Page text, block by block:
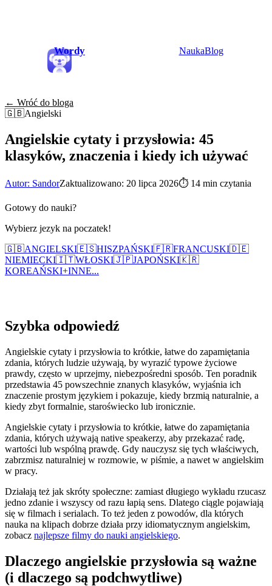
Wordy NaukaBlog
← Wróć do bloga
🇬🇧Angielski
Angielskie cytaty i przysłowia: 45
klasyków, znaczenia i kiedy ich używać
Autor: SandorZaktualizowano: 20 lipca 2026⏱ 14 min czytania
Gotowy do nauki?
Wybierz jezyk na poczatek!
🇬🇧ANGIELSKI🇪🇸HISZPAŃSKI🇫🇷FRANCUSKI🇩🇪
NIEMIECKI🇮🇹WŁOSKI🇯🇵JAPOŃSKI🇰🇷
KOREAŃSKI+INNE...
Szybka odpowiedź
Angielskie cytaty i przysłowia to krótkie, łatwe do zapamiętania
zdania, których ludzie używają, by wyrazić typowe życiowe
prawdy, często w uprzejmy, niebezpośredni sposób. Ten poradnik
przedstawia 45 powszechnie znanych klasyków, wyjaśnia ich
znaczenie prostym językiem i pokazuje, kiedy brzmią naturalnie, a
kiedy zbyt formalnie, staroświecko lub ironicznie.
Angielskie cytaty i przysłowia to krótkie, łatwe do zapamiętania
zdania, których używają native speakerzy, aby przekazać radę,
wartości lub wspólną prawdę. Gdy nauczysz się tych właściwych,
zabrzmisz naturalniej w rozmowie, w piśmie, a nawet w angielskim
w pracy.
Działają też jak skróty społeczne: zamiast długiego wykładu rzucasz
jedno zdanie i wszyscy od razu łapią sens. Dlatego ciągle pojawiają
się w filmach i serialach. To też jeden z powodów, dla których
nauka na klipach dobrze działa przy idiomatycznym angielskim,
zobacz najlepsze filmy do nauki angielskiego.
Dlaczego angielskie przysłowia są ważne
(i dlaczego są podchwytliwe)